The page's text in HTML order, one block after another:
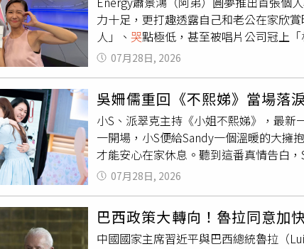
告此次演唱會歌單會有驚喜，至於會不
清幽的學生生活，畢竟他長大了，不能
們用女團的方式，但她們也不要，沒有
MUSIC提供）至於演唱會嘉賓，彭佳慧
由於彭佳慧與前經紀人小恬傳出不和傳
工作過的工作人員，有時間的話都想邀
力十足，更打趣透露自己和老公在家欣
人」、 哭點極低，甚至被唱片公司冠上
笑。談及音樂啟蒙，阿弟難掩對已故父
仍堅持讓孩子們接觸音樂。儘管父親一
時，父親總會親自到場支持，甚至將他
的台灣爸爸，話不多卻默默給予無盡的
呼當年阿弟的好身材「誰受得了」，意
「Uber叫車員」，常常遠端幫在陽明山
自己的育兒哲學：「還是要對女兒好一
女兒的溫馨心聲。
07月28日, 2026
吳姍儒重回《不熙娣》當場落
小S、派翠克主持《小姐不熙娣》，最
一開場，小S便給Sandy一個溫暖的大擁
才能安心在家休息。聽到這番真情告白
為壓力太大？」Sandy破涕為笑坦言「
，自己是滿滿的感
Sandy透露爸爸曾說過：「Sandy沒有
讚美，小S立刻反誇：「不會！妳一個人
好的稿啦！我就是照著講。」小S也秒
07月28日, 2026
巴西政策大轉向！魯拉同意加
中國國家主席習近平與巴西總統魯拉（